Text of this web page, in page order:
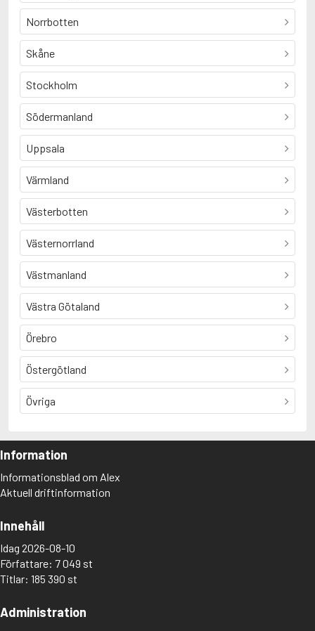
Norrbotten
Skåne
Stockholm
Södermanland
Uppsala
Värmland
Västerbotten
Västernorrland
Västmanland
Västra Götaland
Örebro
Östergötland
Övriga
Information
Informationsblad om Alex
Aktuell driftinformation
Innehåll
Idag 2026-08-10
Författare: 7 049 st
Titlar: 185 390 st
Administration